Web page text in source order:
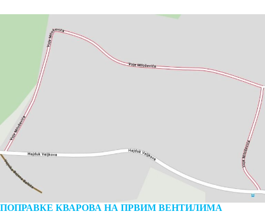
ПОПРАВКЕ КВАРОВА НА ПРВИМ ВЕНТИЛИМА